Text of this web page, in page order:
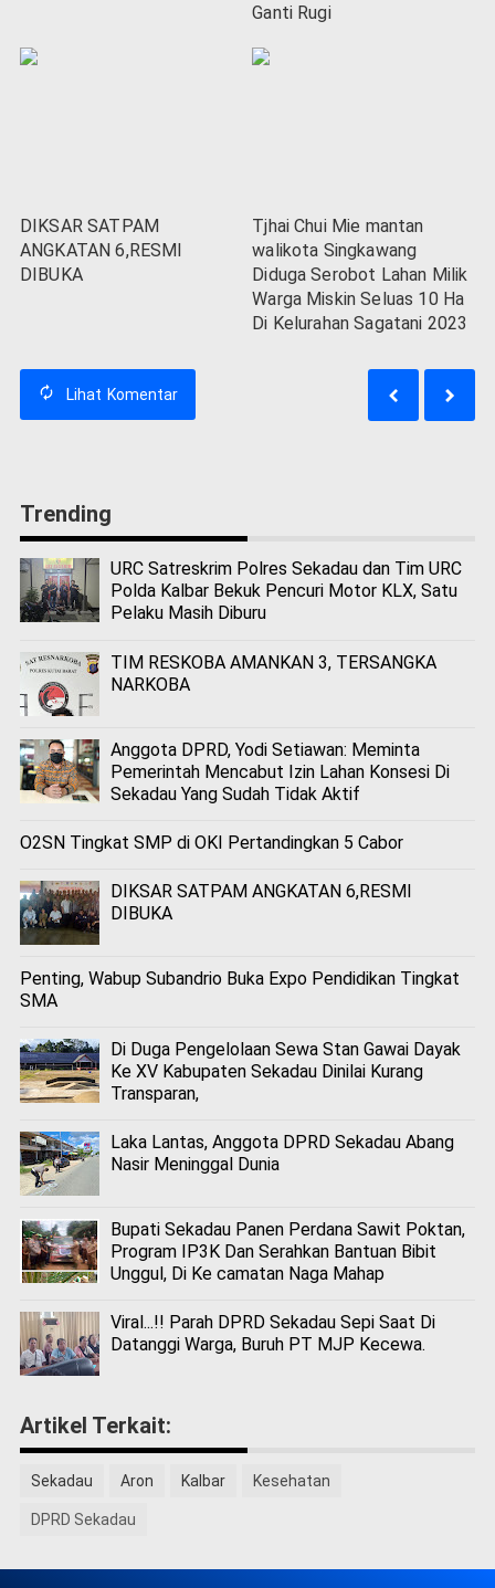
Ganti Rugi
DIKSAR SATPAM
ANGKATAN 6,RESMI
DIBUKA
Tjhai Chui Mie mantan
walikota Singkawang
Diduga Serobot Lahan Milik
Warga Miskin Seluas 10 Ha
Di Kelurahan Sagatani 2023
Lihat Komentar
Trending
URC Satreskrim Polres Sekadau dan Tim URC
Polda Kalbar Bekuk Pencuri Motor KLX, Satu
Pelaku Masih Diburu
TIM RESKOBA AMANKAN 3, TERSANGKA
NARKOBA
Anggota DPRD, Yodi Setiawan: Meminta
Pemerintah Mencabut Izin Lahan Konsesi Di
Sekadau Yang Sudah Tidak Aktif
O2SN Tingkat SMP di OKI Pertandingkan 5 Cabor
DIKSAR SATPAM ANGKATAN 6,RESMI
DIBUKA
Penting, Wabup Subandrio Buka Expo Pendidikan Tingkat
SMA
Di Duga Pengelolaan Sewa Stan Gawai Dayak
Ke XV Kabupaten Sekadau Dinilai Kurang
Transparan,
Laka Lantas, Anggota DPRD Sekadau Abang
Nasir Meninggal Dunia
Bupati Sekadau Panen Perdana Sawit Poktan,
Program IP3K Dan Serahkan Bantuan Bibit
Unggul, Di Ke camatan Naga Mahap
Viral...!! Parah DPRD Sekadau Sepi Saat Di
Datanggi Warga, Buruh PT MJP Kecewa.
Artikel Terkait:
Sekadau Aron Kalbar Kesehatan
DPRD Sekadau